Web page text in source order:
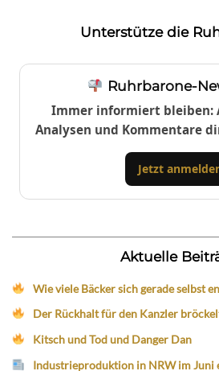
Unterstütze die
Ruhrbarone-
Immer informiert bleiben:
Analysen und Kommentare
Jetzt
Aktuelle
Wie viele Bäcker sich gerade selbst
Der Rückhalt für den Kanzler
Kitsch und Tod und Danger Dan
Industrieproduktion in NRW im Juni